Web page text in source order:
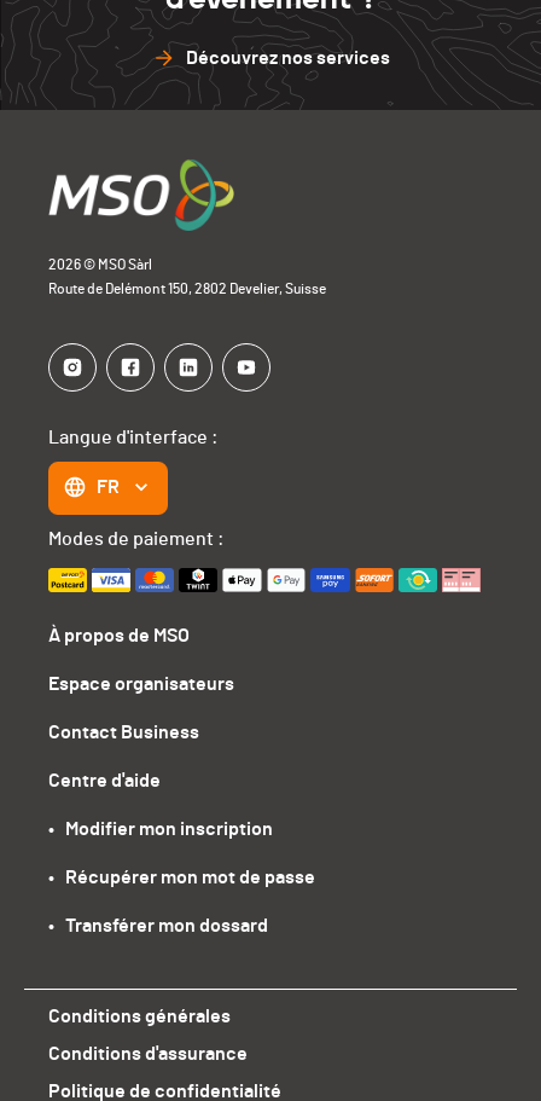
Découvrez nos services
2026 © MSO Sàrl
Route de Delémont 150, 2802 Develier, Suisse
À propos de MSO
Espace organisateurs
Contact Business
Centre d'aide
•   Modifier mon inscription
•   Récupérer mon mot de passe
•   Transférer mon dossard
Langue d'interface :
FR
Modes de paiement :
Conditions générales
Conditions d'assurance
Politique de confidentialité